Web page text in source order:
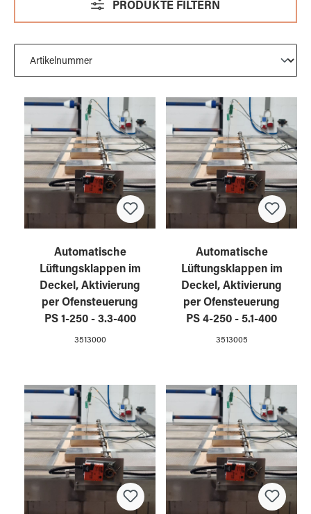
PRODUKTE FILTERN
Automatische
Lüftungsklappen im
Deckel, Aktivierung
per Ofensteuerung
PS 1-250 - 3.3-400
3513000
Automatische
Lüftungsklappen im
Deckel, Aktivierung
per Ofensteuerung
PS 4-250 - 5.1-400
3513005